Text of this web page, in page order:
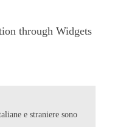
through Widgets
e straniere sono